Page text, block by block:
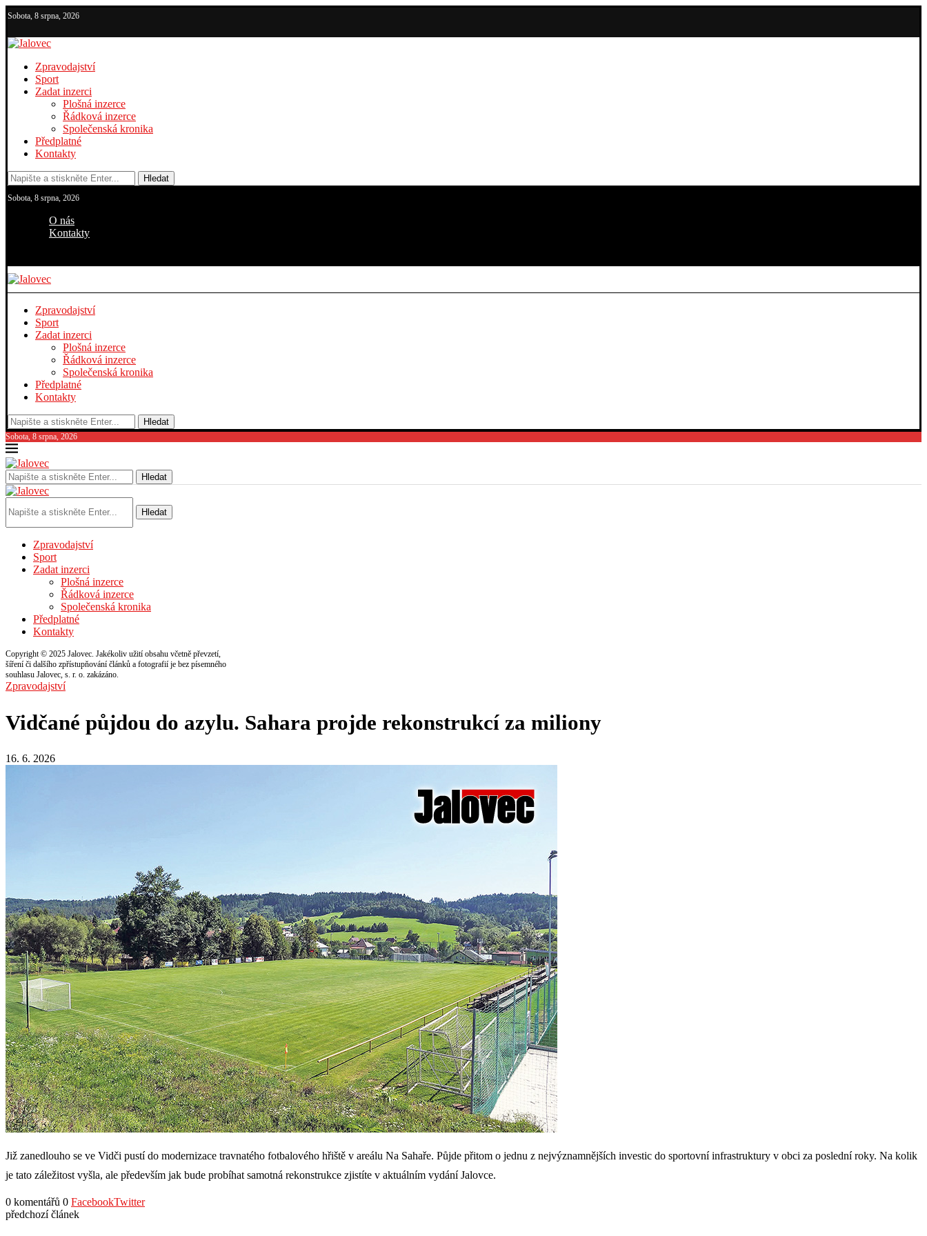
Sobota, 8 srpna, 2026
Zpravodajství
Sport
Zadat inzerci
Plošná inzerce
Řádková inzerce
Společenská kronika
Předplatné
Kontakty
Hledat
Sobota, 8 srpna, 2026
O nás
Kontakty
Zpravodajství
Sport
Zadat inzerci
Plošná inzerce
Řádková inzerce
Společenská kronika
Předplatné
Kontakty
Hledat
Sobota, 8 srpna, 2026
Hledat
Hledat
Zpravodajství
Sport
Zadat inzerci
Plošná inzerce
Řádková inzerce
Společenská kronika
Předplatné
Kontakty
Copyright © 2025 Jalovec. Jakékoliv užití obsahu včetně převzetí,
šíření či dalšího zpřístupňování článků a fotografií je bez písemného
souhlasu Jalovec, s. r. o. zakázáno.
Zpravodajství
Vidčané půjdou do azylu. Sahara projde rekonstrukcí za miliony
16. 6. 2026
Již zanedlouho se ve Vidči pustí do modernizace travnatého fotbalového hřiště v areálu Na Sahaře. Půjde přitom o jednu z nejvýznamnějších investic do sportovní infrastruktury v obci za poslední roky. Na kolik
je tato záležitost vyšla, ale především jak bude probíhat samotná rekonstrukce zjistíte v aktuálním vydání Jalovce.
0 komentářů 0 FacebookTwitter
předchozí článek